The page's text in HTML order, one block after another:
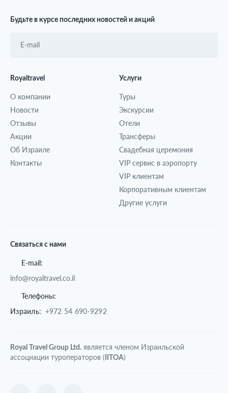
Будьте в курсе последних новостей и акций
Royaltravel
О компании
Новости
Отзывы
Акции
Об Израиле
Контакты
Услуги
Туры
Экскурсии
Отели
Трансферы
Свадебная церемония
VIP сервис в аэропорту
VIP клиентам
Корпоративным клиентам
Другие услуги
Связаться с нами
E-mail:
info@royaltravel.co.il
Телефоны:
Израиль: +972 54 690-9292
Royal Travel Group Ltd. является членом Израильской
ассоциации туроператоров ( IITOA)